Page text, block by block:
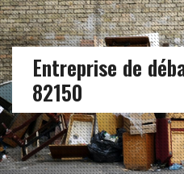
Entreprise de
82150